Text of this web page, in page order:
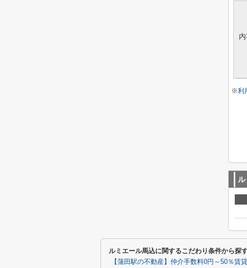
※利
ルミエール馬込に関するこだわり条件から探
【蒲田駅の不動産】仲介手数料0円～50％賃